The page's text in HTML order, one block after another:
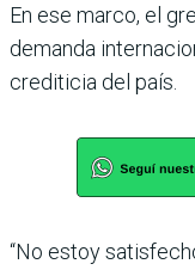
En ese marco, el
demanda
crediticia del país.
“No estoy